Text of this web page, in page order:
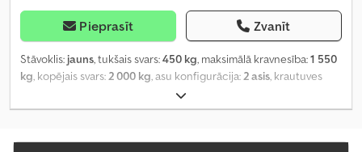
Pieprasīt Zvanīt
Stāvoklis: jauns, tukšais svars:450 kg, maksimālā kravnesība:1 550
kg , kopējais svars: 2 000 kg , asu konfigurācija: 2 asis , krautuves
, iekraušanas vietas platums:
iekraušanas telpas augstums:300 mm, iekraušanas telpas tilpums:
1 713 mm,